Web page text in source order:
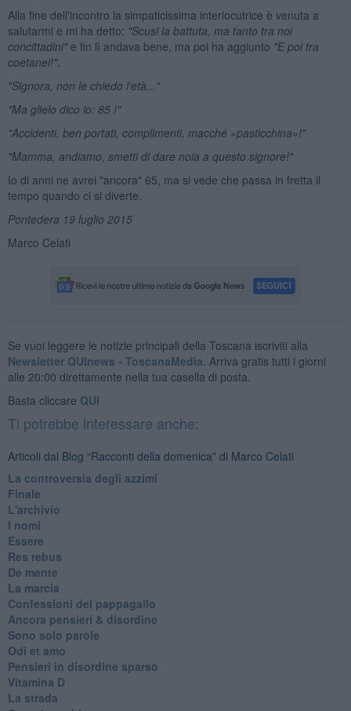
Alla fine dell'incontro la simpaticissima interlocutrice è venuta a
salutarmi e mi ha detto: "Scusi la battuta, ma tanto tra noi
concittadini"e fin lì andava bene, ma poi ha aggiunto "E poi tra
coetanei!".
"Signora, non le chiedo l'età..."
"Ma glielo dico io: 85 !"
"Accidenti, ben portati, complimenti, macché «pasticchina»!"
"Mamma, andiamo, smetti di dare noia a questo signore!"
Io di anni ne avrei "ancora" 65, ma si vede che passa in fretta il
tempo quando ci si diverte.
Pontedera 19 luglio 2015
Marco Celati
Se vuoi leggere le notizie principali della Toscana iscriviti alla
Newsletter QUInews - ToscanaMedia. Arriva gratis tutti i giorni
alle 20:00 direttamente nella tua casella di posta.
Basta cliccare QUI
Ti potrebbe interessare anche:
Articoli dal Blog “Racconti della domenica” di Marco Celati
La controversia degli azzimi
Finale
L'archivio
I nomi
Essere
Res rebus
De mente
La marcia
Confessioni del pappagallo
Ancora pensieri & disordine
Sono solo parole
Odi et amo
Pensieri in disordine sparso
Vitamina D
La strada